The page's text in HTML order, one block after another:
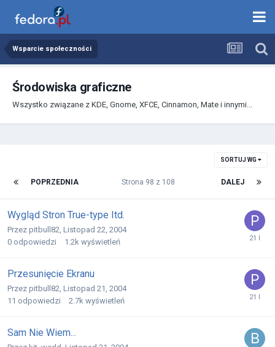
Wsparcie społeczności
Środowiska graficzne
Wszystko związane z KDE, Gnome, XFCE, Cinnamon, Mate i innymi...
SORTUJ WG
POPRZEDNIA DALEJ
Strona 98 z 108
Wygląd Stron True-type Itd.
Przez pitbull82 Listopad 22, 2004
0 odpowiedzi 1.2k wyświetleń
Przesunięcie Ekranu
Przez pitbull82 Listopad 21, 2004
11 odpowiedzi 2.7k wyświetleń
Sam Nie Wiem...